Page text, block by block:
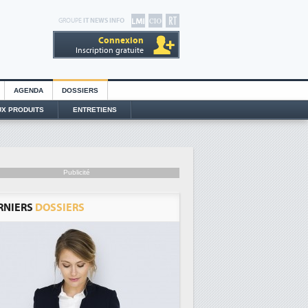
GROUPE IT NEWS INFO
Connexion
Inscription gratuite
AGENDA DOSSIERS
PRODUITS ENTRETIENS
Publicité
DOSSIERS